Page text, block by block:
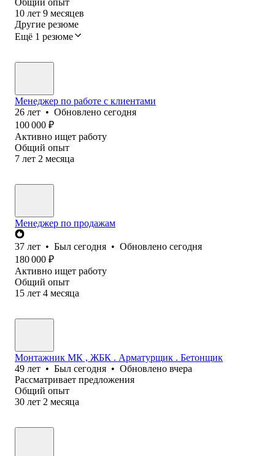
10 лет 9 месяцев
Другие резюме
Ещё 1 резюме
Менеджер по работе с клиентами
26 лет • Обновлено сегодня
100 000 ₽
Активно ищет работу
Общий опыт
7 лет 2 месяца
Менеджер по продажам
37 лет • Был сегодня • Обновлено сегодня
180 000 ₽
Активно ищет работу
Общий опыт
15 лет 4 месяца
Монтажник МК , ЖБК . Арматурщик . Бетонщик
49 лет • Был сегодня • Обновлено вчера
Рассматривает предложения
Общий опыт
30 лет 2 месяца